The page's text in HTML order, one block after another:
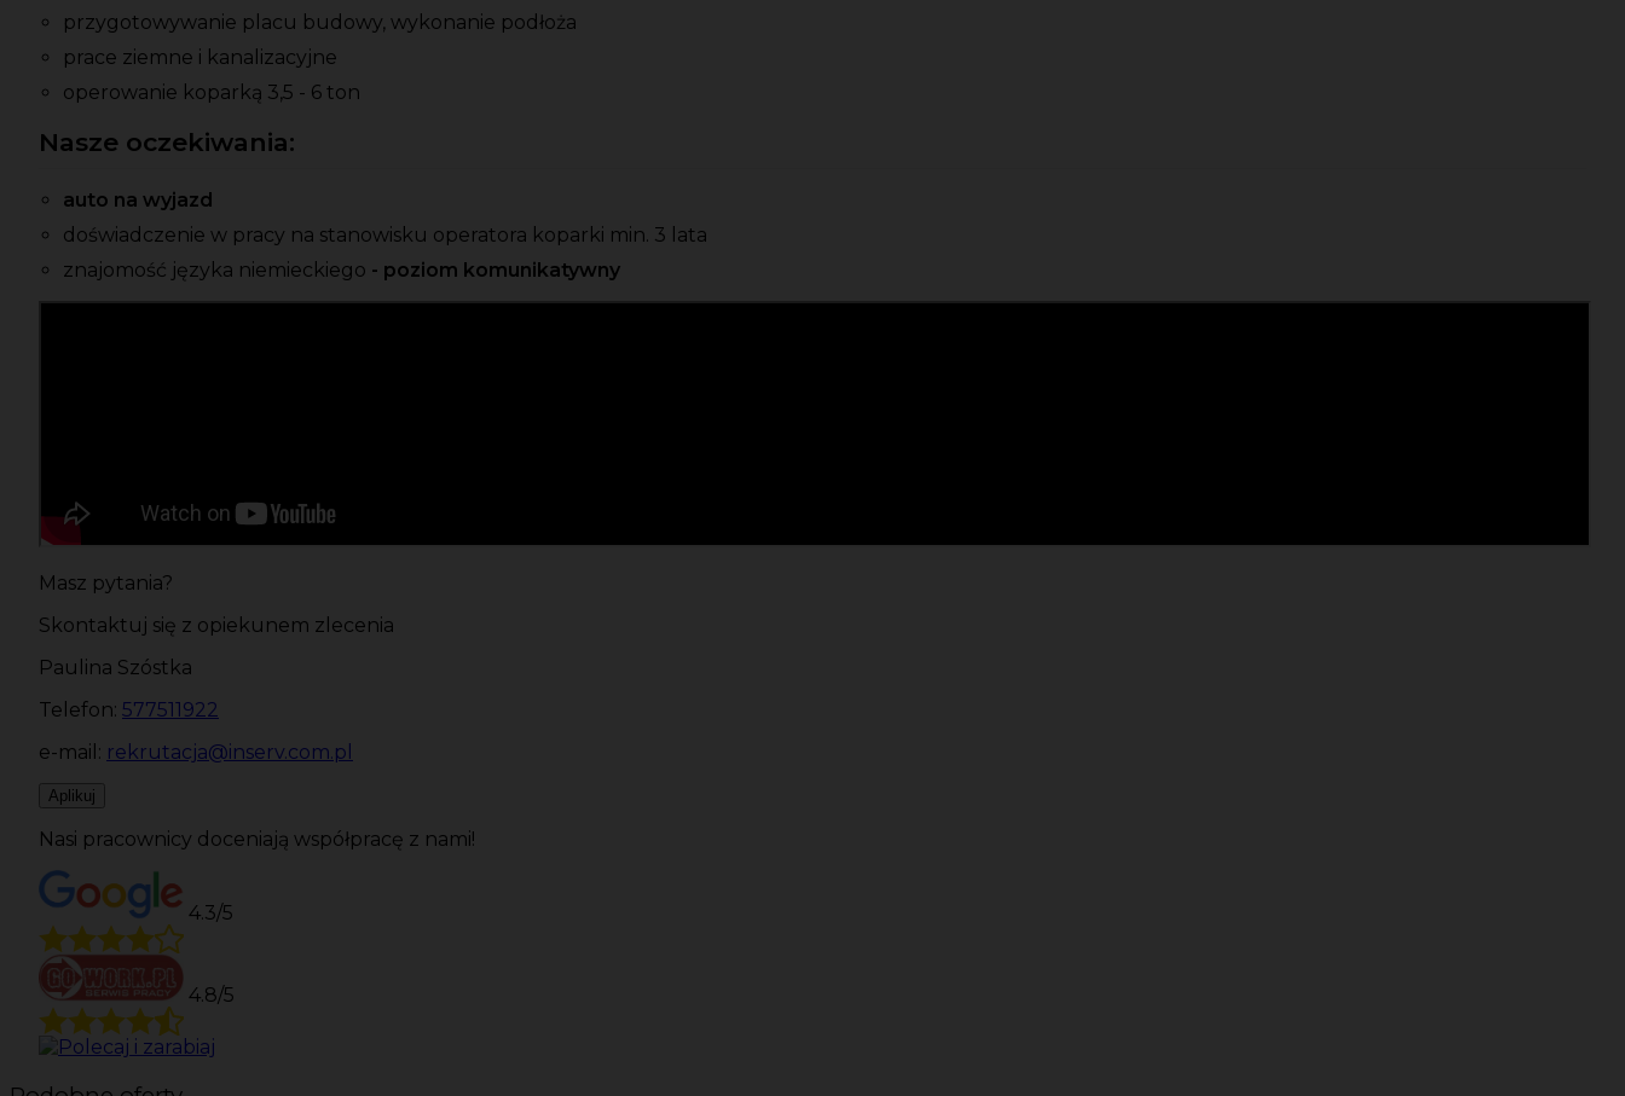
przygotowywanie placu budowy, wykonanie podłoża
prace ziemne i kanalizacyjne
operowanie koparką 3,5 - 6 ton
Nasze oczekiwania:
auto na wyjazd
doświadczenie w pracy na stanowisku operatora koparki min. 3 lata
znajomość języka niemieckiego - poziom komunikatywny
Masz pytania?
Skontaktuj się z opiekunem zlecenia
Paulina Szóstka
Telefon: 577511922
e-mail: rekrutacja@inserv.com.pl
Aplikuj
Nasi pracownicy doceniają współpracę z nami!
4.3/5
4.8/5